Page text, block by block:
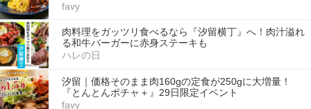
favy
肉料理をガッツリ食べるなら『汐留横丁』へ！肉汁溢れ
る和牛バーガーに赤身ステーキも
ハレの日
汐留｜価格そのまま肉160gの定食が250gに大増量！
『とんとんポチャ＋』29日限定イベント
favy